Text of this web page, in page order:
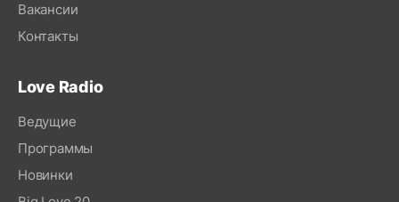
Вакансии
Контакты
Love Radio
Ведущие
Программы
Новинки